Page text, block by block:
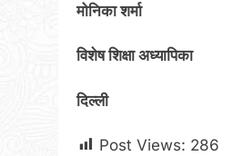
मोनिका शर्मा
विशेष शिक्षा अध्यापिका
दिल्ली
Post Views: 286